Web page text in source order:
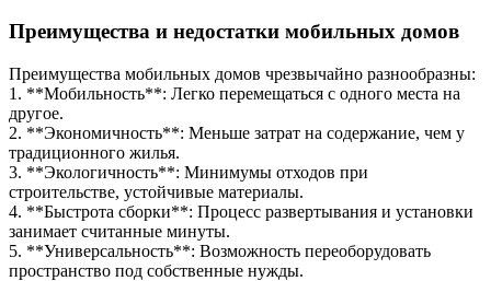
Преимущества и недостатки мобильных домов
Преимущества мобильных домов чрезвычайно разнообразны:
1. **Мобильность**: Легко перемещаться с одного места на
другое.
2. **Экономичность**: Меньше затрат на содержание, чем у
традиционного жилья.
3. **Экологичность**: Минимумы отходов при
строительстве, устойчивые материалы.
4. **Быстрота сборки**: Процесс развертывания и установки
занимает считанные минуты.
5. **Универсальность**: Возможность переоборудовать
пространство под собственные нужды.